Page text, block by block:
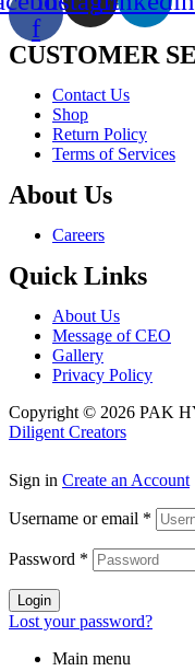
f
CUSTOMER
Menu
Contact Us
Shop
Return Policy
Terms of Services
About Us
Menu Careers
Quick Links
Menu
About Us
Message of CEO
Gallery
Privacy Policy
Copyright © 2026 PAK
Diligent Creators
Sign in Create an Account
Username or email *
Password *
Login
Lost your password?
Main menu